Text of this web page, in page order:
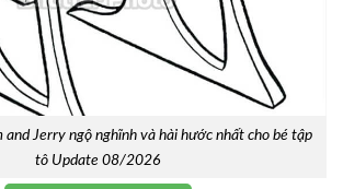
and Jerry ngộ nghĩnh và hài hước nhất cho bé tập
tô Update 08/2026